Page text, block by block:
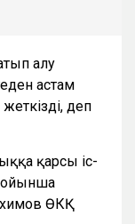
алу
астам
деп
қарсы іс-
ӨКҚ